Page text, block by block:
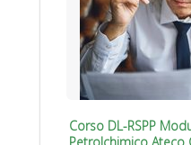
Corso DL-RSPP